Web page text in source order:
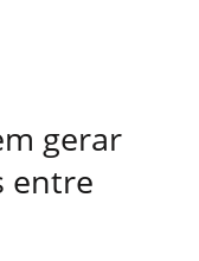
gerar
entre